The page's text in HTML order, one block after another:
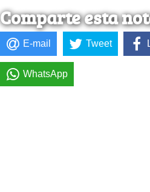
Comparte esta
E-mail Tweet
WhatsApp